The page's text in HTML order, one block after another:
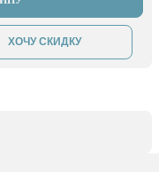
ХОЧУ СКИДКУ